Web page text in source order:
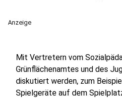
Anzeige
Mit Vertretern vom
Grünflächenamtes und des
diskutiert werden, zum
Spielgeräte auf dem